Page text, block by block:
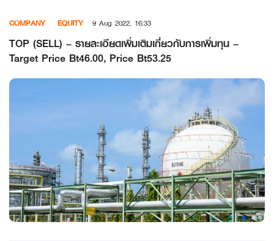
content
COMPANY EQUITY 9 Aug 2022, 16:33
TOP (SELL) – รายละเอียดเพิ่มเติมเกี่ยวกับการเพิ่มทุน –
Target Price Bt46.00, Price Bt53.25